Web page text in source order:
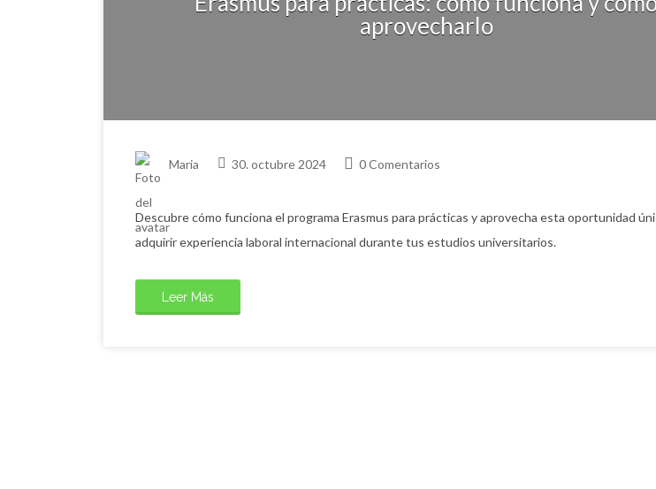
aprovecharlo
Maria 30. octubre 2024 0 Comentarios
Descubre cómo funciona el programa Erasmus para prácticas y aprovecha esta oportunidad
adquirir experiencia laboral internacional durante tus estudios universitarios.
Leer Más